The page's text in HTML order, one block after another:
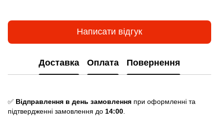
Написати відгук
Доставка Оплата Повернення
✅ Відправлення в день замовлення при оформленні та
підтвердженні замовлення до 14:00